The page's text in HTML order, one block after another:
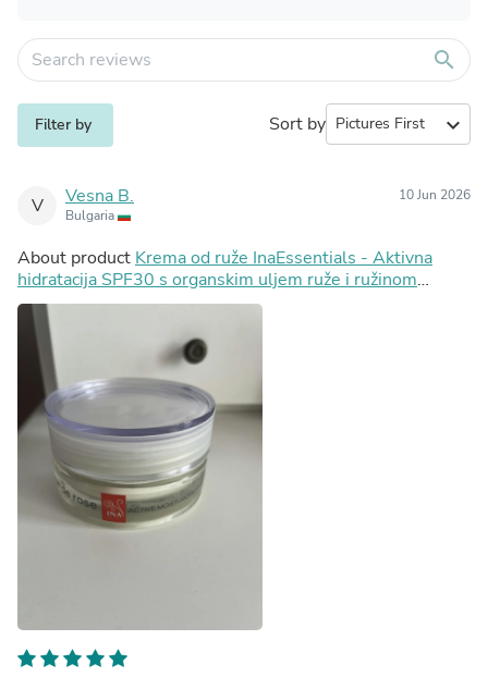
search
Filter by Sort by expand_more
V Vesna B.
Bulgaria
10 Jun 2026
About product Krema od ruže InaEssentials - Aktivna
hidratacija SPF30 s organskim uljem ruže i ružinom
vodom, 2ml